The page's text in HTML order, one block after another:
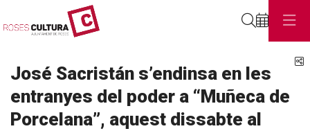
José Sacristán s’endinsa en les
entranyes del poder a “Muñeca de
Porcelana”, aquest dissabte al